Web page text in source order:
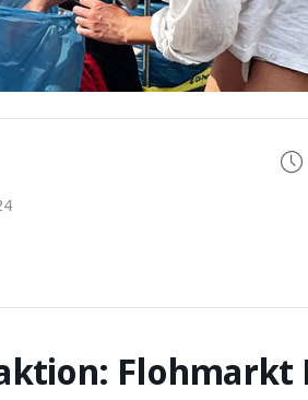
Flohmarkt